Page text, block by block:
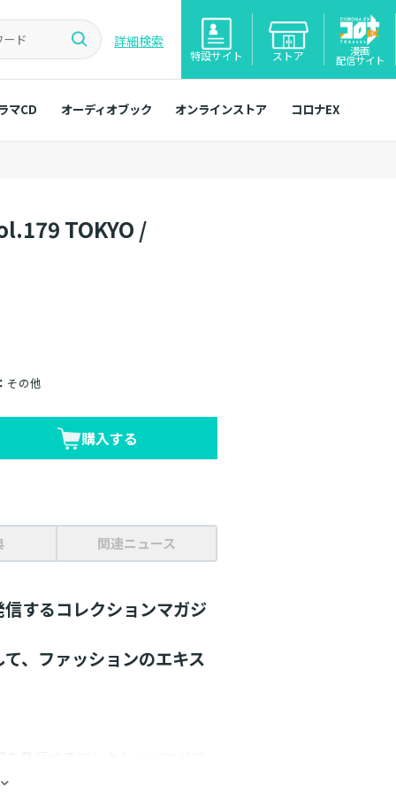
詳細検索
特設サイト ストア 漫画
配信サイト
マCD オーディオブック オンラインストア コロナEX
TOKYO /
その他
購入する
関連ニュース
するコレクションマガジ
、ファッションのエキス
メゾンまで、いま話題のブラン